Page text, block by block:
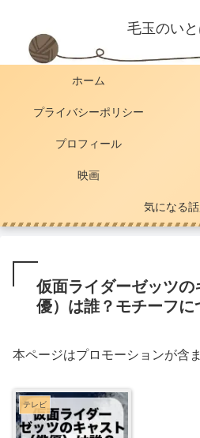
毛玉のいと
ホーム
プライバシーポリシー
プロフィール
映画
気になる
仮面ライダーゼッツの
優）は誰？モチーフに
本ページはプロモーションが含
テレビ